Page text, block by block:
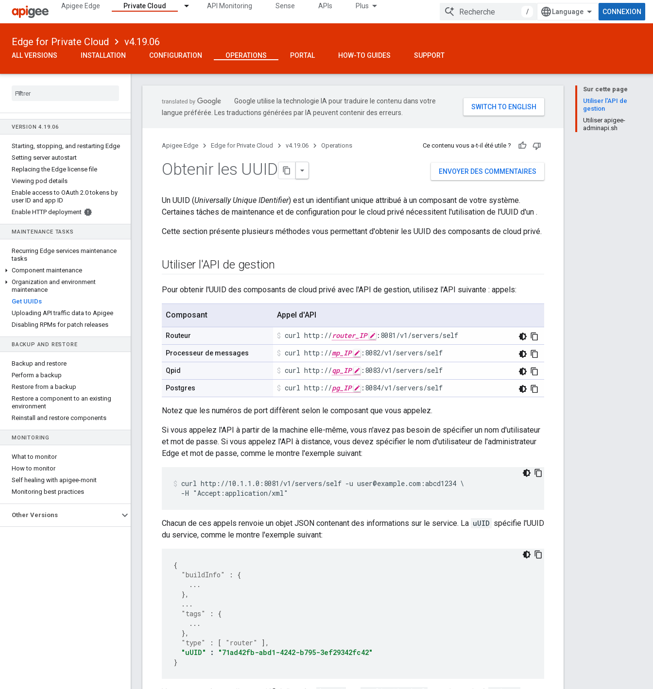
Apigee Edge Private Cloud API Monitoring Sense APIs Plus
/ CONNEXION
Edge for Private Cloud v4.19.06
ALL VERSIONS INSTALLATION CONFIGURATION OPERATIONS PORTAL HOW-TO GUIDES SUPPORT
VERSION 4.19.06
Starting, stopping, and restarting Edge
Setting server autostart
Replacing the Edge license file
Viewing pod details
Enable access to OAuth 2.0 tokens by
user ID and app ID
Enable HTTP deployment
MAINTENANCE TASKS
Recurring Edge services maintenance
tasks
Component maintenance
Organization and environment
maintenance
Get UUIDs
Uploading API traffic data to Apigee
Disabling RPMs for patch releases
BACKUP AND RESTORE
Backup and restore
Perform a backup
Restore from a backup
Restore a component to an existing
environment
Reinstall and restore components
MONITORING
What to monitor
How to monitor
Self healing with apigee-monit
Monitoring best practices
Other Versions
Sur cette page
Utiliser l'API de
gestion
Utiliser apigee-
adminapi.sh
Google utilise la technologie IA pour traduire le contenu dans votre
langue préférée. Les traductions générées par IA peuvent contenir des erreurs.
Apigee Edge Edge for Private Cloud v4.19.06 Operations Ce contenu vous a-t-il été utile ?
ENVOYER DES COMMENTAIRES
Obtenir les UUID
Un UUID (Universally Unique IDentifier) est un identifiant unique attribué à un composant de votre système.
Certaines tâches de maintenance et de configuration pour le cloud privé nécessitent l'utilisation de l'UUID d'un .
Cette section présente plusieurs méthodes vous permettant d'obtenir les UUID des composants de cloud privé.
Utiliser l'API de gestion
Pour obtenir l'UUID des composants de cloud privé avec l'API de gestion, utilisez l'API suivante : appels:
Composant Appel d'API
Routeur curl http://router_IP :8081/v1/servers/self
Processeur de messages curl http://mp_IP :8082/v1/servers/self
Qpid curl http://qp_IP :8083/v1/servers/self
Postgres curl http://pg_IP :8084/v1/servers/self
Notez que les numéros de port diffèrent selon le composant que vous appelez.
Si vous appelez l'API à partir de la machine elle-même, vous n'avez pas besoin de spécifier un nom d'utilisateur
et mot de passe. Si vous appelez l'API à distance, vous devez spécifier le nom d'utilisateur de l'administrateur
Edge et mot de passe, comme le montre l'exemple suivant:
curl http://10.1.1.0:8081/v1/servers/self -u user@example.com:abcd1234 \
  -H "Accept:application/xml"
Chacun de ces appels renvoie un objet JSON contenant des informations sur le service. La uUID spécifie l'UUID
du service, comme le montre l'exemple suivant:
{
"buildInfo"
:
{
...
},
...
"tags"
:
{
...
},
"type"
: [ "router"
],
"uUID"
:
"71ad42fb-abd1-4242-b795-3ef29342fc42"
}